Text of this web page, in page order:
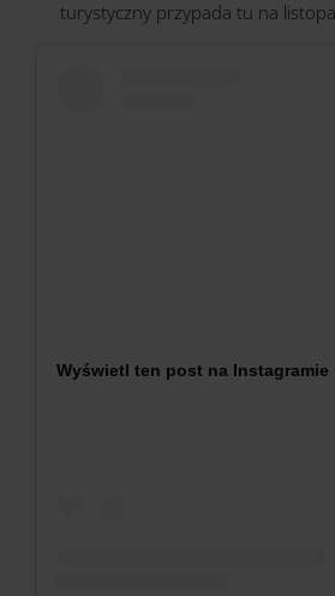
turystyczny przypada tu na
Wyświetl ten post na Instagramie